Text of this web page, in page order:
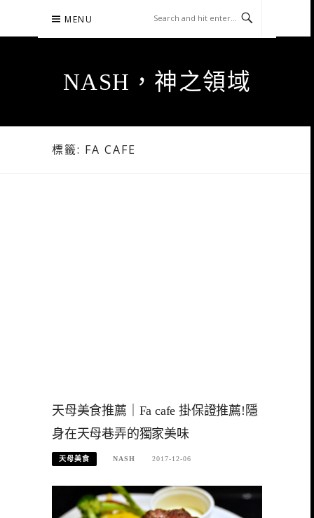
content
MENU
NASH，神之領域
標籤: FA CAFE
天母美食推薦｜Fa cafe 掛保證推薦!隱
身在天母巷弄的獨家美味
天母美食 NASH 2017-12-06